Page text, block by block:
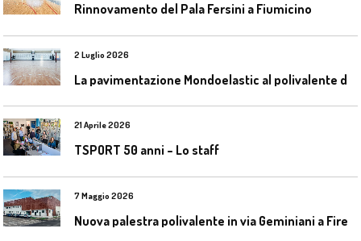
Rinnovamento del Pala Fersini a Fiumicino
2 Luglio 2026
21 Aprile 2026
TSPORT 50 anni – Lo staff
7 Maggio 2026